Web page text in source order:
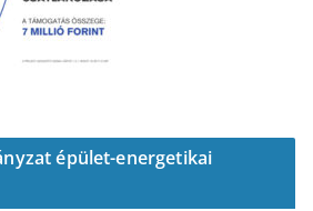
épület-energetikai